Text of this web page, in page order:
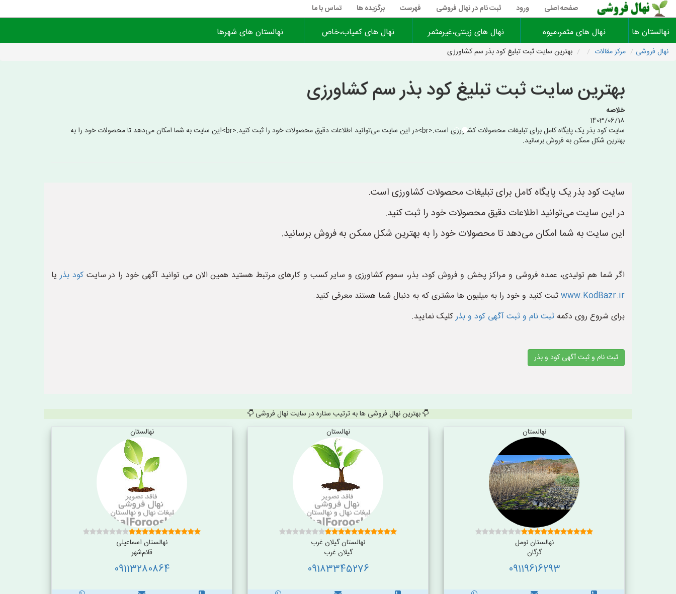
صفحه اصلی ورود ثبت نام در نهال فروشی فهرست برگزیده ها تماس با ما
نهالستان ها نهال های مثمر،میوه نهال های زینتی،غیرمثمر نهال های کمیاب،خاص نهالستان های شهرها
نهال فروشی مرکز مقالات بهترین سایت ثبت تبلیغ کود بذر سم کشاورزی
بهترین سایت ثبت تبلیغ کود بذر سم کشاورزی
خلاصه
1403/06/18
سایت کود بذر یک پایگاه کامل برای تبلیغات محصولات کشاورزی است.<br>در این سایت می‌توانید اطلاعات دقیق محصولات خود را ثبت کنید.<br>این سایت به شما امکان می‌دهد تا محصولات خود را به
بهترین شکل ممکن به فروش برسانید.
سایت کود بذر یک پایگاه کامل برای تبلیغات محصولات کشاورزی است.
در این سایت می‌توانید اطلاعات دقیق محصولات خود را ثبت کنید.
این سایت به شما امکان می‌دهد تا محصولات خود را به بهترین شکل ممکن به فروش برسانید.
اگر شما هم تولیدی، عمده فروشی و مراکز پخش و فروش کود، بذر، سموم کشاورزی و سایر کسب و کارهای مرتبط هستید همین الان می توانید آگهی خود را در سایتکود بذریا
www.KodBazr.irثبت کنید و خود را به میلیون ها مشتری که به دنبال شما هستند معرفی کنید.
برای شروع روی دکمه ثبت نام و ثبت آگهی کود و بذرکلیک نمایید.
ثبت نام و ثبت آگهی کود و بذر
بهترین نهال فروشی ها به ترتیب ستاره در سایت نهال فروشی
نهالستان
نهالستان نومل
گرگان
09119616293
نهالستان
نهالستان گیلان غرب
گیلان غرب
09183345276
نهالستان
نهالستان اسماعیلی
قائم‌شهر
09113280864